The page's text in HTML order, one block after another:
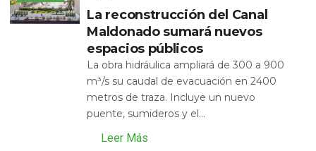
La reconstrucción del Canal
Maldonado sumará nuevos
espacios públicos
La obra hidráulica ampliará de 300 a 900
m³/s su caudal de evacuación en 2400
metros de traza. Incluye un nuevo
puente, sumideros y el...
Leer Más